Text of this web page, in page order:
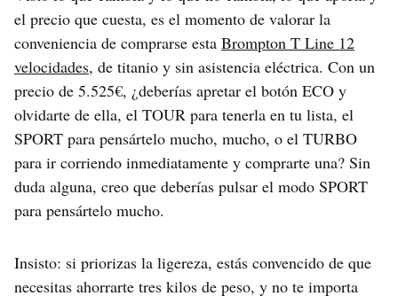
el precio que cuesta, es el momento de valorar la
conveniencia de comprarse esta Brompton T Line 12
velocidades, de titanio y sin asistencia eléctrica. Con un
precio de 5.525€, ¿deberías apretar el botón ECO y
olvidarte de ella, el TOUR para tenerla en tu lista, el
SPORT para pensártelo mucho, mucho, o el TURBO
para ir corriendo inmediatamente y comprarte una? Sin
duda alguna, creo que deberías pulsar el modo SPORT
para pensártelo mucho.
Insisto: si priorizas la ligereza, estás convencido de que
necesitas ahorrarte tres kilos de peso, y no te importa